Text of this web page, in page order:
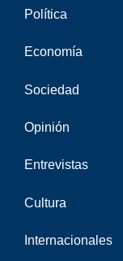
Política
Economía
Sociedad
Opinión
Entrevistas
Cultura
Internacionales